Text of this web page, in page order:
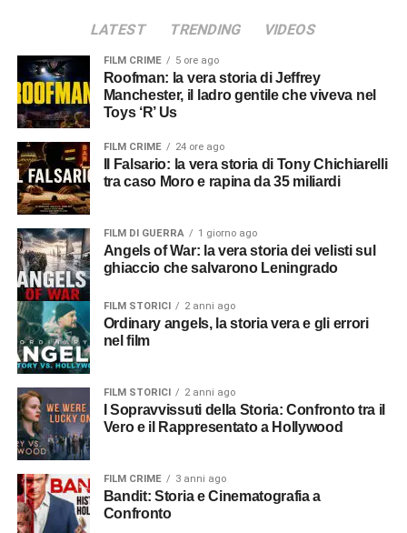
LATEST TRENDING VIDEOS
FILM CRIME 5 ore ago
Roofman: la vera storia di Jeffrey
Manchester, il ladro gentile che viveva nel
Toys ‘R’ Us
FILM CRIME 24 ore ago
tra caso Moro e rapina da 35 miliardi
FILM DI GUERRA 1 giorno ago
Angels of War: la vera storia dei velisti sul
ghiaccio che salvarono Leningrado
FILM STORICI 2 anni ago
Ordinary angels, la storia vera e gli errori
nel film
FILM STORICI 2 anni ago
Vero e il Rappresentato a Hollywood
FILM CRIME 3 anni ago
Bandit: Storia e Cinematografia a
Confronto